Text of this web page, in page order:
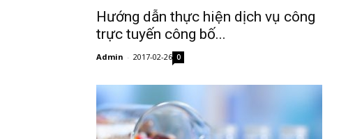
Hướng dẫn thực hiện dịch vụ công
trực tuyến công bố...
Admin - 2017-02-26 0